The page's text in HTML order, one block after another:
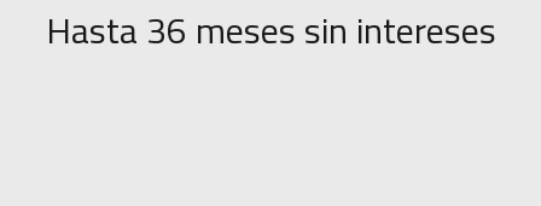
Hasta 36 meses sin intereses